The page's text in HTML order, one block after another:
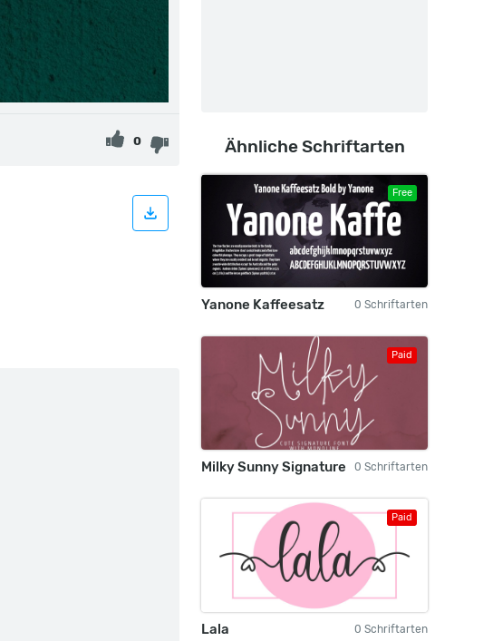
0 Ähnliche Schriftarten
Free
Yanone Kaffeesatz 0 Schriftarten
Paid
Milky Sunny Signature 0 Schriftarten
Paid
Lala 0 Schriftarten